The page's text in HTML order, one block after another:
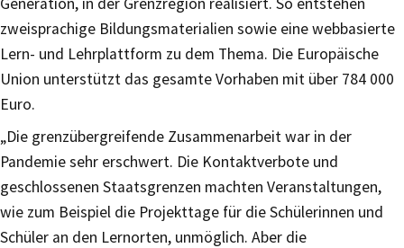
zweisprachige Bildungsmaterialien sowie eine webbasierte
Lern- und Lehrplattform zu dem Thema. Die Europäische
Union unterstützt das gesamte Vorhaben mit über 784 000
Euro.
„Die grenzübergreifende Zusammenarbeit war in der
Pandemie sehr erschwert. Die Kontaktverbote und
geschlossenen Staatsgrenzen machten Veranstaltungen,
wie zum Beispiel die Projekttage für die Schülerinnen und
Schüler an den Lernorten, unmöglich. Aber die